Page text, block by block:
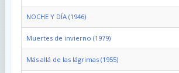
NOCHE Y DÍA (1946)
Muertes de invierno (1979)
Más allá de las lágrimas (1955)